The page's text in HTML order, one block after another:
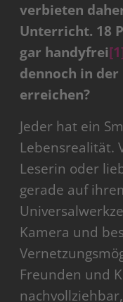
verbieten
Unterricht. 18
gar handyfrei
dennoch in
erreichen?
Jeder hat ein
Lebensrealität.
Leserin oder
gerade auf
Kamera und
Freunden und